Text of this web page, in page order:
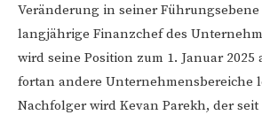
Veränderung in seiner
langjährige Finanzchef des
wird seine Position zum 1. Januar 2025
fortan andere Unternehmensbereiche
Nachfolger wird Kevan Parekh, der